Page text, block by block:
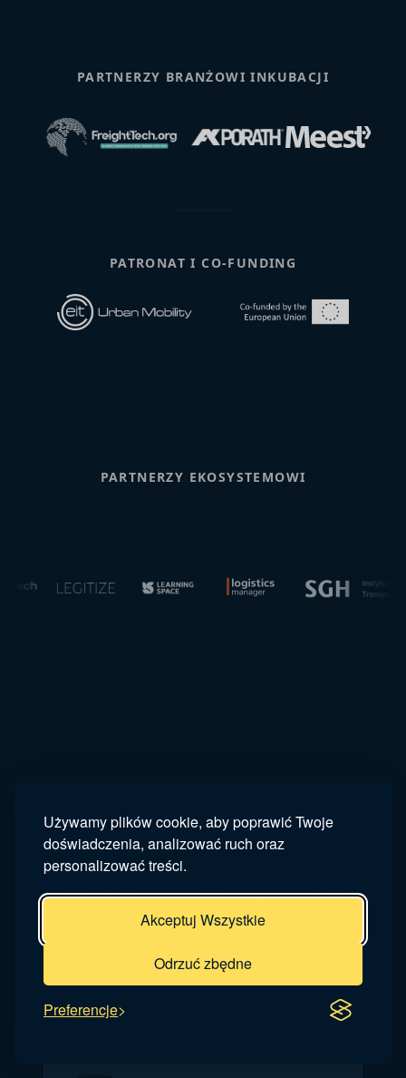
Używamy plików cookie, aby poprawić Twoje
doświadczenia, analizować ruch oraz
personalizować treści.
Akceptuj Wszystkie
Odrzuć zbędne
Preferencje
PARTNERZY BRANŻOWI INKUBACJI
PATRONAT I CO-FUNDING
PARTNERZY EKOSYSTEMOWI
Czym jest MobiScale
MobiScale to program inkubacyjny dla
rozwiązań w TSL i mobility, w którym
zespoły pracują nad realnymi
MVP.